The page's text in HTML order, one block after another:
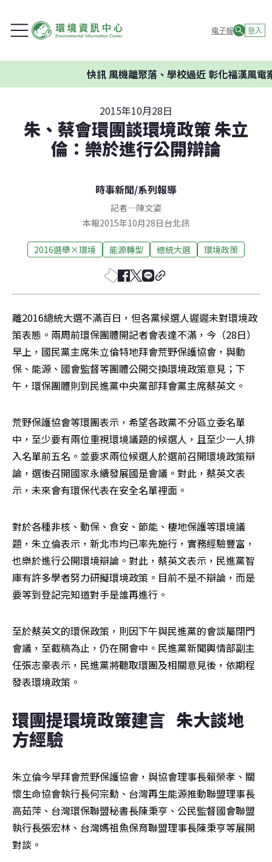
電子報 登入
快訊風機離聚落、學校過近 彰化福漢風電案環
2015年10月28日
朱、蔡會環團談環境政策 朱立
倫：樂於進行公開辯論
時事新聞/系列報導
記者—陳文姿
本報2015年10月28日台北訊
2016選舉×環境 能源轉型 總統大選 環境政策
離2016總統大選不滿百日，但各黨候選人遲遲未對環境政
策表態。兩周前環保團體開記者會表達不滿，今（28日）
早上，國民黨主席朱立倫特地拜會荒野保護協會，與動
保、能源、國會監督等團體公開交換環境政策意見；下
午，環保團體則到民進黨中央黨部拜會黨主席蔡英文。
荒野保護協會等環團表示，希望各政黨不分區立委名單
中，至少要有兩位重視環境議題的候選人，且至少一人排
入名單前五名。並要求兩位候選人於選前召開環境政策辯
論，選後召開國家永續發展國是會議。對此，蔡英文表
示，未來會有環保代表在安全名單裡面。
對於各種非核、動保、食安、節能、棲地保護等環境議
題，朱立倫表示，新北市均已率先施行，實務經驗豐富，
也樂於進行公開環境辯論。對此，蔡英文表示，民進黨智
庫有許多學者努力研擬環境政策。目前不是不辯論，而是
要等到登記完知道對手是誰再進行。
至於蔡英文的環保政策，則因下午與民進黨的會談屬閉門
會議，至截稿為止，仍在開會中。民進黨新聞輿情部副主
任張志豪表示，民進黨將聽取環團及相關意見後，依期程
發表環境政策。
環團提環境政策建言   朱大談地
方經驗
朱立倫今早拜會荒野保護協會，與協會理事長賴榮孝、關
懷生命協會執行長何宗勳、台灣再生能源推動聯盟理事長
高茹萍、台灣環保聯盟秘書長陳秉亨、公民監督國會聯盟
執行長張宏林、台灣媽祖魚保育聯盟理事長陳秉亨等展開
對談。